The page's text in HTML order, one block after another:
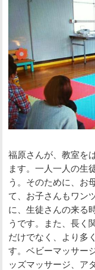
福原さんが、教室を
ます。一人一人の生
う。そのために、お
て、お子さんもワン
に、生徒さんの来る
うです。また、長く
だけでなく、より多
す。ベビーマッサー
ッズマッサージ、ア